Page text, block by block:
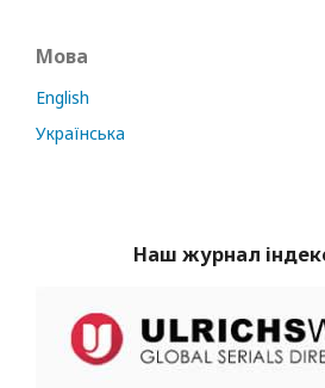
Мова
English
Українська
Наш журнал